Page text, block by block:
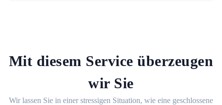
Mit diesem Service überzeugen
wir Sie
Wir lassen Sie in einer stressigen Situation, wie eine geschlossene